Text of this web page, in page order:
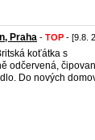
Praha - TOP - [9.8.
koťátka s
odčervená,
Do nových